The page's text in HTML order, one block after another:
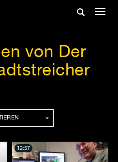
Suche
von Der
12:57